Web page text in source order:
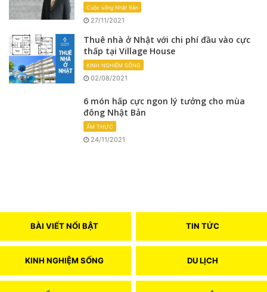
Cuộc sống Nhật Bản
27/11/2021
Thuê nhà ở Nhật với chi phí đầu vào cực
thấp tại Village House
KINH NGHIỆM SỐNG
02/08/2021
6 món hấp cực ngon lý tưởng cho mùa
đông Nhật Bản
ẨM THỰC
24/11/2021
BÀI VIẾT NỔI BẬT TIN TỨC
KINH NGHIỆM SỐNG DU LỊCH